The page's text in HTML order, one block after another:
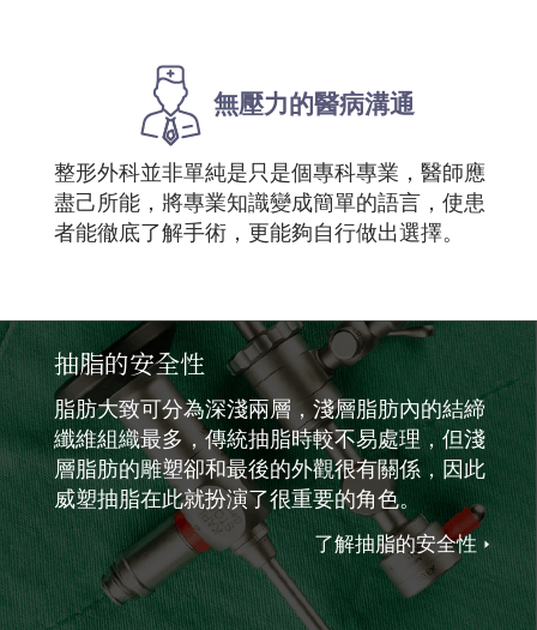
無壓力的醫病溝通
整形外科並非單純是只是個專科專業，醫師應
盡己所能，將專業知識變成簡單的語言，使患
者能徹底了解手術，更能夠自行做出選擇。
抽脂的安全性
脂肪大致可分為深淺兩層，淺層脂肪內的結締
纖維組織最多，傳統抽脂時較不易處理，但淺
層脂肪的雕塑卻和最後的外觀很有關係，因此
威塑抽脂在此就扮演了很重要的角色。
了解抽脂的安全性